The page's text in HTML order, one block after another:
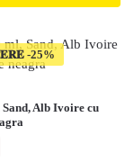
Alb Ivoire cu